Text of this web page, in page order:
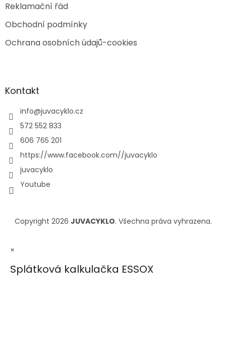
Reklamační řád
Obchodní podmínky
Ochrana osobních údajů-cookies
Kontakt
info@juvacyklo.cz
572 552 833
606 765 201
https://www.facebook.com//juvacyklo
juvacyklo
Youtube
Copyright 2026 JUVACYKLO. Všechna práva vyhrazena.
×
Splátková kalkulačka ESSOX